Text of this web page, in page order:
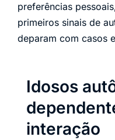
preferências
primeiros sinais de
deparam com casos
Idosos
interação